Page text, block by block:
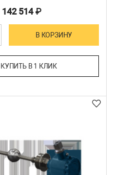
142 514₽
В КОРЗИНУ
КУПИТЬ В 1 КЛИК